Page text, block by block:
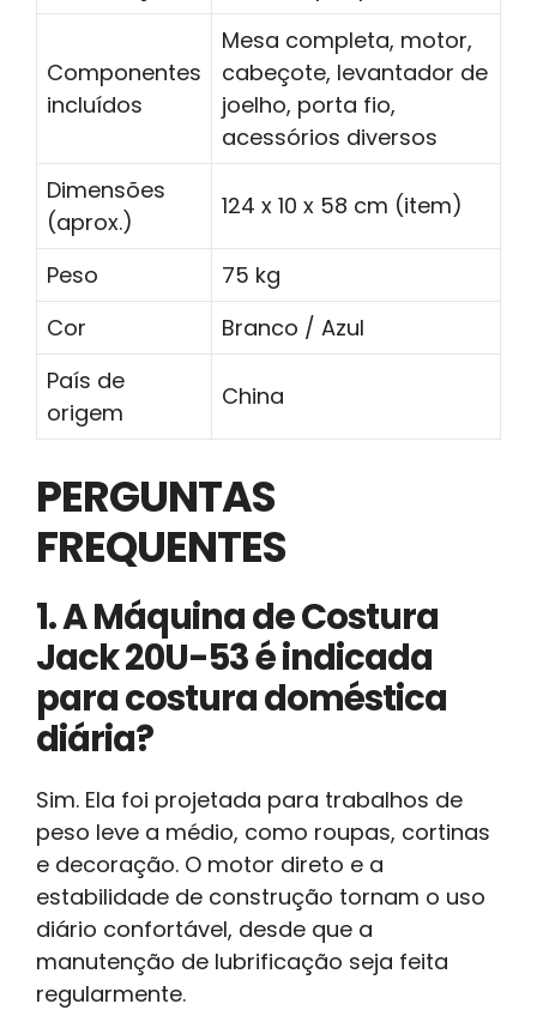
Componentes
incluídos
Mesa completa, motor,
cabeçote, levantador de
joelho, porta fio,
acessórios diversos
Dimensões
(aprox.)
124 x 10 x 58 cm (item)
Peso
75 kg
Cor
Branco / Azul
País de
origem
China
PERGUNTAS
FREQUENTES
1. A Máquina de Costura
Jack 20U-53 é indicada
para costura doméstica
diária?
Sim. Ela foi projetada para trabalhos de
peso leve a médio, como roupas, cortinas
e decoração. O motor direto e a
estabilidade de construção tornam o uso
diário confortável, desde que a
manutenção de lubrificação seja feita
regularmente.